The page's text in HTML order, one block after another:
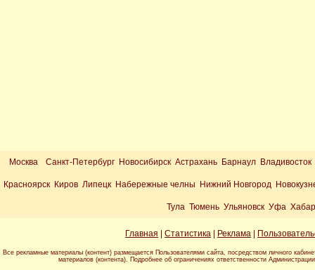
Москва Санкт-Петербург Новосибирск Астрахань Барнаул
Красноярск Киров Липецк Набережные челны Нижний Новгород
Тула Тюмень Ульяновск Уфа
Главная Статистика Реклама
Все рекламные материалы (контент) размещается Пользователями сайта, посредством личного
материалов (контента). Подробнее об ограничениях ответственности